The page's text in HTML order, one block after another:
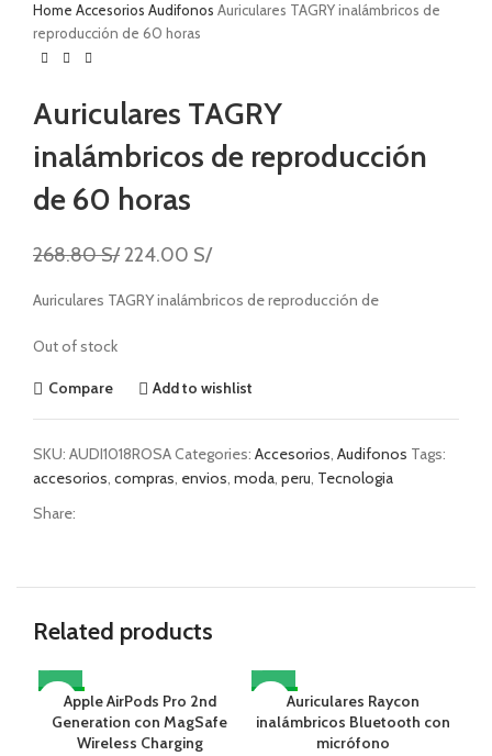
Home Accesorios Audifonos Auriculares TAGRY inalámbricos de
reproducción de 60 horas
Auriculares TAGRY
inalámbricos de reproducción
de 60 horas
268.80S/224.00 S/
Auriculares TAGRY inalámbricos de reproducción de
Out of stock
Compare Add to wishlist
SKU: AUDI1018ROSACategories: Accesorios Audifonos Tags:
accesorios compras envios moda peru Tecnologia
Share:
Related products
-17%Apple AirPods Pro 2nd
Generation con MagSafe
Wireless Charging
Auriculares Raycon
inalámbricos Bluetooth con
micrófono